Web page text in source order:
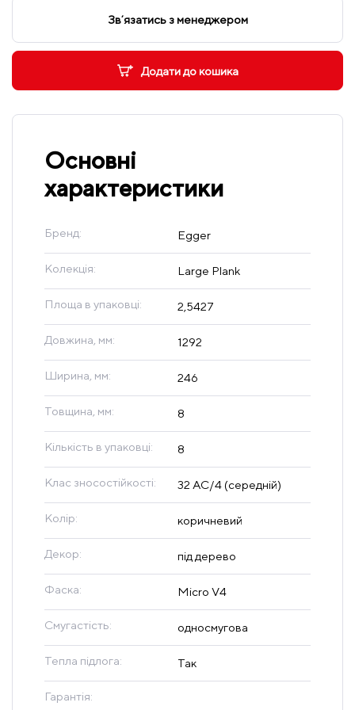
Додати до кошика
Звʼязатись з менеджером
Основні
характеристики
Бренд: Egger
Колекція: Large Plank
Площа в упаковці: 2,5427
Довжина, мм: 1292
Ширина, мм: 246
Товщина, мм: 8
Кількість в упаковці: 8
Клас зносостійкості: 32 AC/4 (середній)
Колір: коричневий
Декор: під дерево
Фаска: Micro V4
Смугастість: односмугова
Тепла підлога: Так
Гарантія: